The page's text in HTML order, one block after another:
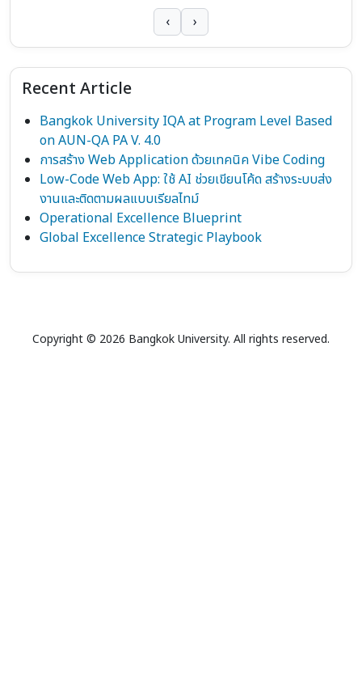
‹ ›
Recent Article
Bangkok University IQA at Program Level Based
on AUN-QA PA V. 4.0
การสร้าง Web Application ด้วยเทคนิค Vibe Coding
Low-Code Web App: ใช้ AI ช่วยเขียนโค้ด สร้างระบบส่ง
งานและติดตามผลแบบเรียลไทม์
Operational Excellence Blueprint
Global Excellence Strategic Playbook
Copyright © 2026 Bangkok University. All rights reserved.